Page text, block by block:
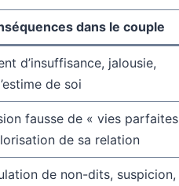
dans le couple
d’insuffisance, jalousie,
de soi
fausse de « vies parfaites
de sa relation
de non-dits, suspicion,